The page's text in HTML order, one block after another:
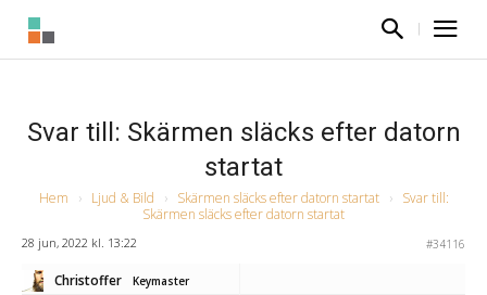
Svar till: Skärmen släcks efter datorn
startat
Hem › Ljud & Bild › Skärmen släcks efter datorn startat ›
Svar till:
Skärmen släcks efter datorn startat
28 jun, 2022 kl. 13:22 #34116
Christoffer Keymaster